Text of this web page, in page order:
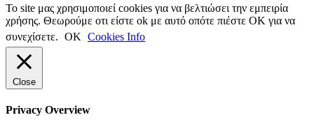
Το site μας χρησιμοποιεί cookies για να βελτιώσει την εμπειρία
χρήσης. Θεωρούμε οτι είστε ok με αυτό οπότε πιέστε ΟΚ για να
συνεχίσετε. ΟΚ Cookies Info
Close
Privacy Overview